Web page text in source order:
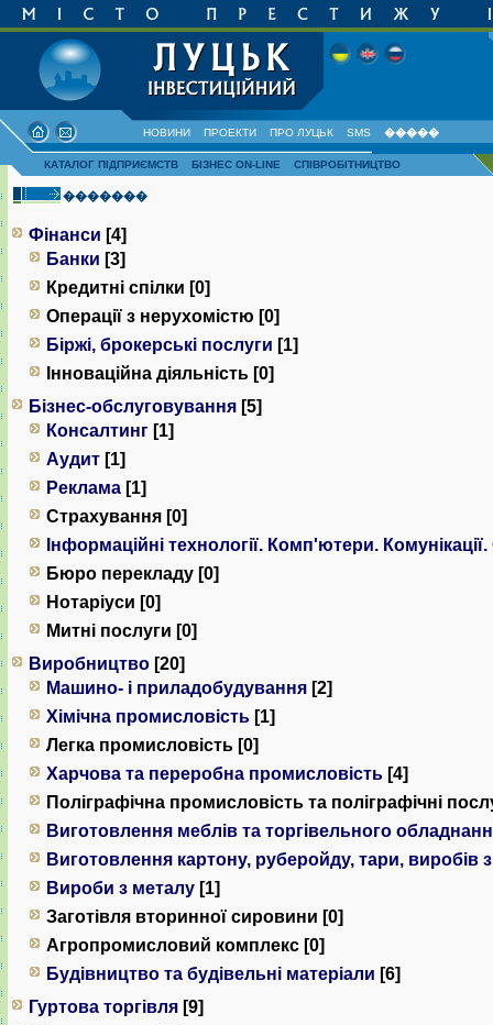
НОВИНИ ПРОЕКТИ ПРО ЛУЦЬК SMS �����
КАТАЛОГ ПІДПРИЄМСТВ БІЗНЕС ON-LINE СПІВРОБІТНИЦТВО
�������
Фінанси [4]
Банки [3]
Кредитні спілки [0]
Операції з нерухомістю [0]
Біржі, брокерські послуги [1]
Інноваційна діяльність [0]
Бізнес-обслуговування [5]
Консалтинг [1]
Аудит [1]
Реклама [1]
Страхування [0]
Інформаційні технології. Комп'ютери.
Бюро перекладу [0]
Нотаріуси [0]
Митні послуги [0]
Виробництво [20]
Машино- і приладобудування [2]
Хімічна промисловість [1]
Легка промисловість [0]
Харчова та переробна промисловість [4]
Поліграфічна промисловість та поліграфічні
Виготовлення меблів та торгівельного
Виготовлення картону, руберойду, тари, виробів
Вироби з металу [1]
Заготівля вторинної сировини [0]
Агропромисловий комплекс [0]
Будівництво та будівельні матеріали [6]
Гуртова торгівля [9]